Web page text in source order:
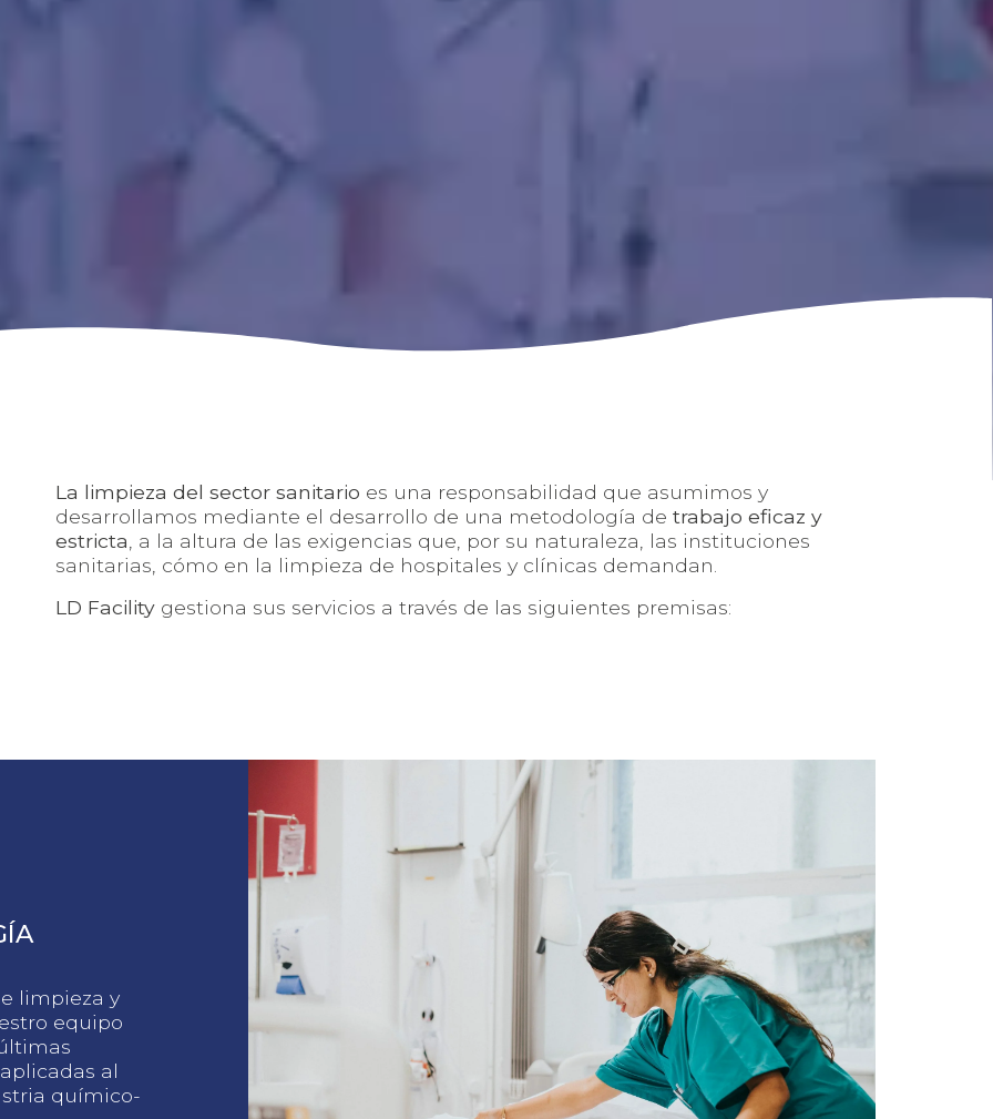
La limpieza del sector sanitario es una responsabilidad que asumimos y
desarrollamos mediante el desarrollo de una metodología de trabajo eficaz y
estricta , a la altura de las exigencias que, por su naturaleza, las instituciones
sanitarias, cómo en la limpieza de hospitales y clínicas demandan.
LD Facility gestiona sus servicios a través de las siguientes premisas:
limpieza y
equipo
al
químico-